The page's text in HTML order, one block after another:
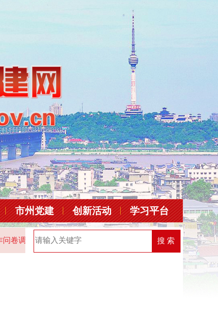
市州党建 创新活动 学习平台
知 2025年“机关党建创新榜”优秀案例名单 2026年中
搜 索